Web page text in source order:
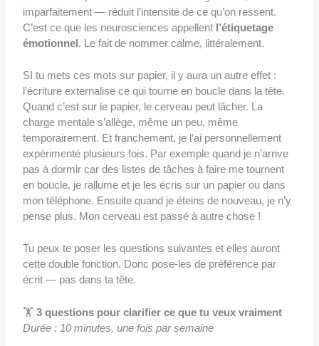
imparfaitement — réduit l’intensité de ce qu’on ressent.
C’est ce que les neurosciences appellent l’étiquetage
émotionnel . Le fait de nommer calme, littéralement.
SI tu mets ces mots sur papier, il y aura un autre effet :
l’écriture externalise ce qui tourne en boucle dans la tête.
Quand c’est sur le papier, le cerveau peut lâcher. La
charge mentale s’allège, même un peu, même
temporairement. Et franchement, je l’ai personnellement
expérimenté plusieurs fois. Par exemple quand je n’arrive
pas à dormir car des listes de tâches à faire me tournent
en boucle, je rallume et je les écris sur un papier ou dans
mon téléphone. Ensuite quand je éteins de nouveau, je n’y
pense plus. Mon cerveau est passé à autre chose !
Tu peux te poser les questions suivantes et elles auront
cette double fonction. Donc pose-les de préférence par
écrit — pas dans ta tête.
🏋️ 3 questions pour clarifier ce que tu veux vraiment
Durée : 10 minutes, une fois par semaine